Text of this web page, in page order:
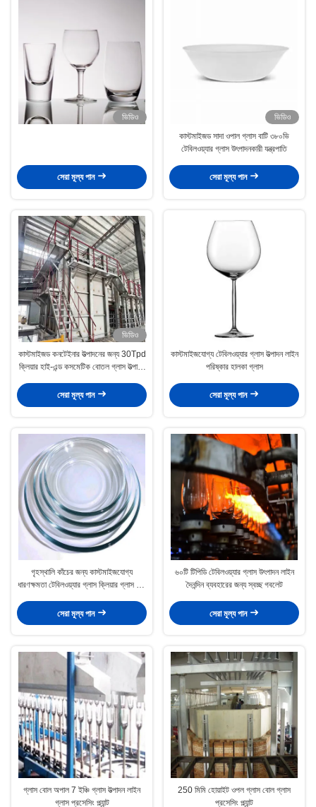
ভিডিও
সেরা মূল্য পান
ভিডিও
কাস্টমাইজড সাদা ওপাল গ্লাস বাটি ৩৮০ভি
টেবিলওয়্যার গ্লাস উৎপাদনকারী যন্ত্রপাতি
সেরা মূল্য পান
ভিডিও
কাস্টমাইজড কনটেইনার উত্পাদনের জন্য 30Tpd
ক্লিয়ার হাই-এন্ড কসমেটিক বোতল গ্লাস উত্পাদন
সেরা মূল্য পান
কাস্টমাইজযোগ্য টেবিলওয়্যার গ্লাস উত্পাদন লাইন
পরিষ্কার হালকা গ্লাস
সেরা মূল্য পান
গৃহস্থালি কাঁচের জন্য কাস্টমাইজযোগ্য
ধারণক্ষমতা টেবিলওয়্যার গ্লাস ক্লিয়ার গ্লাস ডিশ
সেরা মূল্য পান
৬০টি টিপিডি টেবিলওয়্যার গ্লাস উৎপাদন লাইন
দৈনন্দিন ব্যবহারের জন্য স্বচ্ছ গবলেট
সেরা মূল্য পান
গ্লাস বোল অপাল 7 ইঞ্চি গ্লাস উত্পাদন লাইন
গ্লাস প্রসেসিং প্ল্যান্ট
250 মিমি হোয়াইট ওপল গ্লাস বোল গ্লাস
প্রসেসিং প্ল্যান্ট